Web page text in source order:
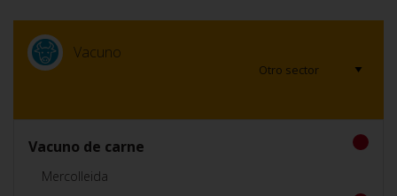
Vacuno
Vacuno de carne
Mercolleida